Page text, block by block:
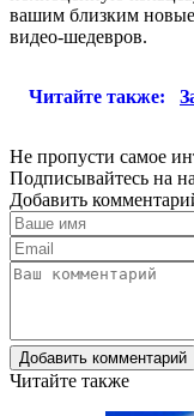
вашим близким
видео-шедевров.
Читайте также:
Не пропусти самое
Подписывайтесь на
Добавить
Добавить комментарий
Читайте также